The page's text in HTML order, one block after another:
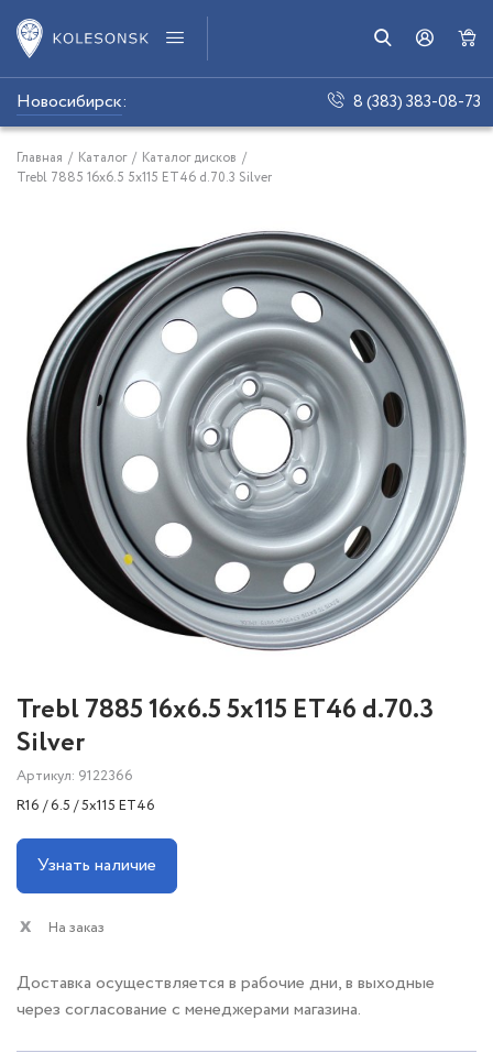
Новосибирск: 8 (383) 383-08-73
Главная / Каталог / Каталог дисков /
Trebl 7885 16x6.5 5x115 ET46 d.70.3 Silver
Trebl 7885 16x6.5 5x115 ET46 d.70.3
Silver
Артикул: 9122366
R16 / 6.5 / 5x115 ET46
Узнать наличие
На заказ
Доставка осуществляется в рабочие дни, в выходные
через согласование с менеджерами магазина.